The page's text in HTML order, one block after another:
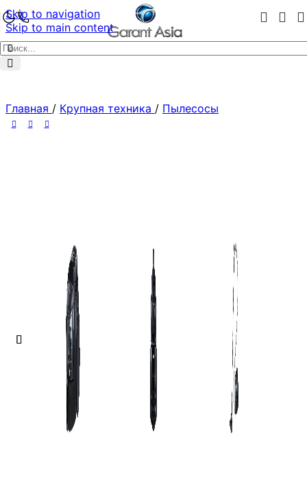
Skip to navigation
Skip to main content
Главная / Крупная техника / Пылесосы